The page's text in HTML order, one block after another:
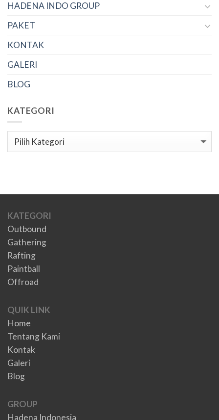
HADENA INDO GROUP
PAKET
KONTAK
GALERI
BLOG
KATEGORI
Kategori
KATEGORI
Outbound
Gathering
Rafting
Paintball
Offroad
QUIK LINK
Home
Tentang Kami
Kontak
Galeri
Blog
GROUP
Hadena Indonesia